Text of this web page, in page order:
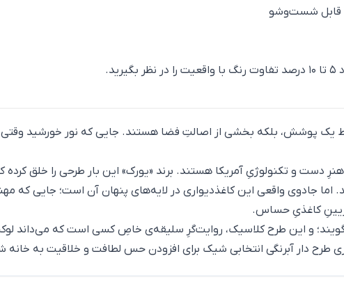
قابل شست‌وشو
یک پوشش، بلکه بخشی از اصالتِ فضا هستند. جایی که نور خورشید
و تکنولوژیِ آمریکا هستند. برند «یورک» این بار طرحی را خلق کرده
اما جادوی واقعی این کاغذدیواری در لایه‌های پنهان آن است؛ جایی
کاغذیِ حساس.
و این طرح کلاسیک، روایت‌گرِ سلیقه‌ی خاصِ کسی است که می‌داند
طرح دار آبرنگی انتخابی شیک برای افزودن حس لطافت و خلاقیت به